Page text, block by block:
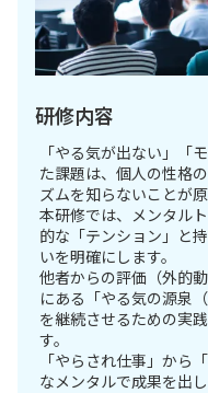
研修内容
「やる気が出ない」「
た課題は、個人の性格
ズムを知らないことが原
本研修では、メンタル
的な「テンション」と
いを明確にします。
他者からの評価（外的
にある「やる気の源泉
を継続させるための実
す。
「やらされ仕事」から
なメンタルで成果を出